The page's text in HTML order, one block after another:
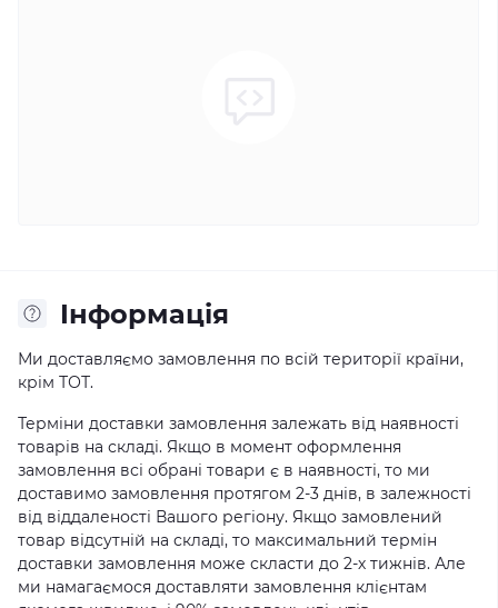
Iнформація
Ми доставляємо замовлення по всій території країни,
крім ТОТ.
Терміни доставки замовлення залежать від наявності
товарів на складі. Якщо в момент оформлення
замовлення всі обрані товари є в наявності, то ми
доставимо замовлення протягом 2-3 днів, в залежності
від віддаленості Вашого регіону. Якщо замовлений
товар відсутній на складі, то максимальний термін
доставки замовлення може скласти до 2-х тижнів. Але
ми намагаємося доставляти замовлення клієнтам